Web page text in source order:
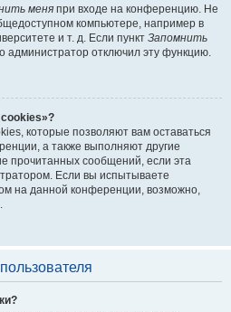
меня при входе на конференцию. Не
компьютере, например в
и т. д. Если пункт Запомнить
администратор отключил эту функцию.
которые позволяют вам оставаться
а также выполняют другие
прочитанных сообщений, если эта
Если вы испытываете
на данной конференции, возможно,